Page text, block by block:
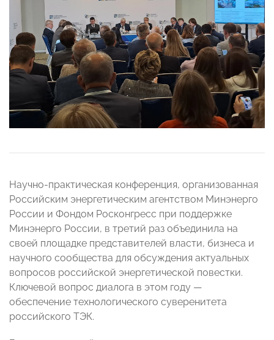
Научно-практическая конференция, организованная
Российским энергетическим агентством Минэнерго
России и Фондом Росконгресс при поддержке
Минэнерго России, в третий раз объединила на
своей площадке представителей власти, бизнеса и
научного сообщества для обсуждения актуальных
вопросов российской энергетической повестки.
Ключевой вопрос диалога в этом году —
обеспечение технологического суверенитета
российского ТЭК.